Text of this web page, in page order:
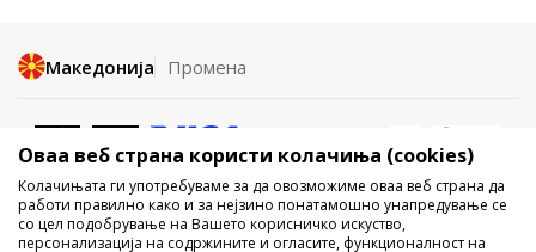
Македонија Промена
Не е дозволено превземање или користење на содржината од
Оваа веб страна користи колачиња (cookies)
Колачињата ги употребуваме за да овозможиме оваа веб страна да
работи правилно како и за нејзино понатамошно унапредување се
со цел подобрување на Вашето корисничко искуство,
персонализација на содржините и огласите, функционалност на